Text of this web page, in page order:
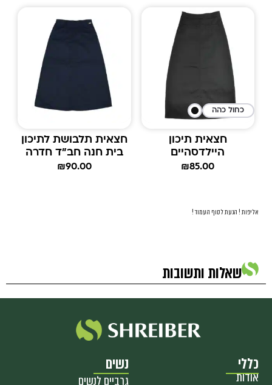
כחול כהה
חצאית תיכון
היילדסהיים
₪85.00
חצאית תלבושת לתיכון
בית חנה חב"ד חדרה
₪90.00
אליפות ! הגעת לסוף העמוד !
שאלות ותשובות
כללי
אודות
נשים
גרביים לנשים